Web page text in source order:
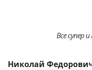
Все супер
Николай